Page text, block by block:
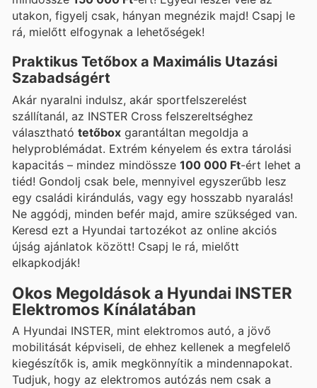
utakon, figyelj csak, hányan megnézik majd! Csapj le
rá, mielőtt elfogynak a lehetőségek!
Praktikus Tetőbox a Maximális Utazási
Szabadságért
Akár nyaralni indulsz, akár sportfelszerelést
szállítanál, az INSTER Cross felszereltséghez
választható tetőbox garantáltan megoldja a
helyproblémádat. Extrém kényelem és extra tárolási
kapacitás – mindez mindössze 100 000 Ft-ért lehet a
tiéd! Gondolj csak bele, mennyivel egyszerűbb lesz
egy családi kirándulás, vagy egy hosszabb nyaralás!
Ne aggódj, minden befér majd, amire szükséged van.
Keresd ezt a Hyundai tartozékot az online akciós
újság ajánlatok között! Csapj le rá, mielőtt
elkapkodják!
Okos Megoldások a Hyundai INSTER
Elektromos Kínálatában
A Hyundai INSTER, mint elektromos autó, a jövő
mobilitását képviseli, de ehhez kellenek a megfelelő
kiegészítők is, amik megkönnyítik a mindennapokat.
Tudjuk, hogy az elektromos autózás nem csak a